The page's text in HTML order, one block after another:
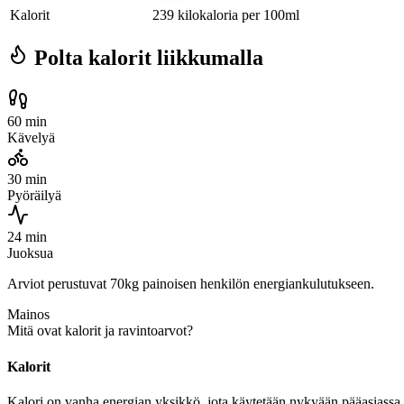
Kalorit
239 kilokaloria per 100ml
Polta kalorit liikkumalla
60 min
Kävelyä
30 min
Pyöräilyä
24 min
Juoksua
Arviot perustuvat 70kg painoisen henkilön energiankulutukseen.
Mainos
Mitä ovat kalorit ja ravintoarvot?
Kalorit